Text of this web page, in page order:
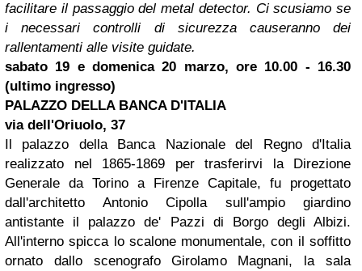
facilitare il passaggio del metal detector. Ci scusiamo se
i necessari controlli di sicurezza causeranno dei
rallentamenti alle visite guidate.
sabato 19 e domenica 20 marzo, ore 10.00 - 16.30
(ultimo ingresso)
PALAZZO DELLA BANCA D'ITALIA
via dell'Oriuolo, 37
Il palazzo della Banca Nazionale del Regno d'Italia
realizzato nel 1865-1869 per trasferirvi la Direzione
Generale da Torino a Firenze Capitale, fu progettato
dall'architetto Antonio Cipolla sull'ampio giardino
antistante il palazzo de' Pazzi di Borgo degli Albizi.
All'interno spicca lo scalone monumentale, con il soffitto
ornato dallo scenografo Girolamo Magnani, la sala